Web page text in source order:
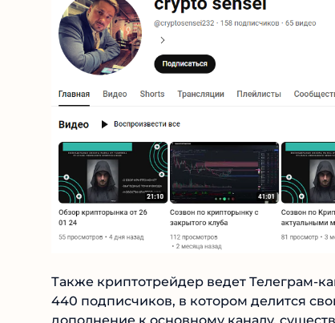
Также криптотрейдер ведет Телеграм-
насчитывающий 440 подписчиков, в
учеников. В дополнение к основному